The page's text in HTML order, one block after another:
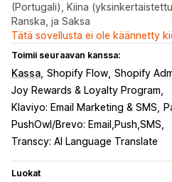
(Portugali), Kiina
Ranska, ja Saksa
Tätä sovellusta ei ole käännetty
Toimii seuraavan kanssa:
Kassa Shopify Flow Shopify
Joy Rewards & Loyalty Program
Klaviyo: Email Marketing & SMS
PushOwl/Brevo: Email,Push,SMS
Transcy: AI Language Translate
Luokat